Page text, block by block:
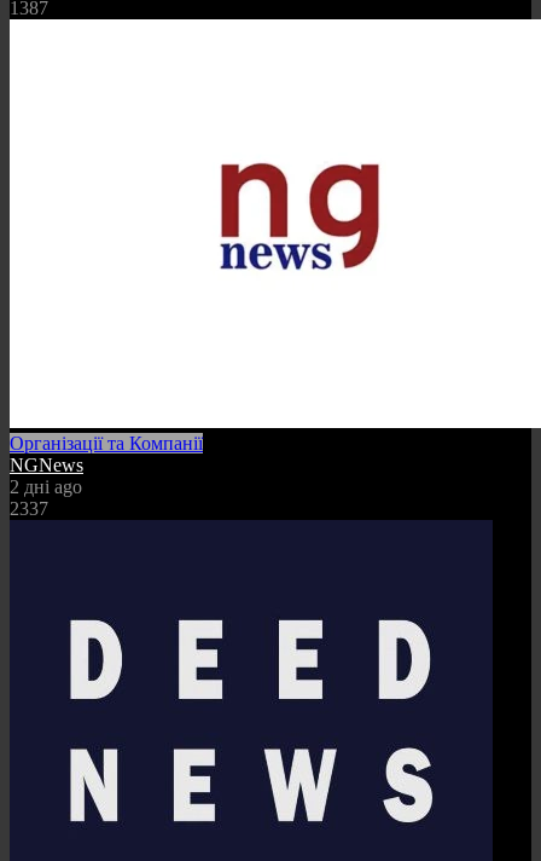
1387
Організації та Компанії
NGNews
2 дні ago
2337